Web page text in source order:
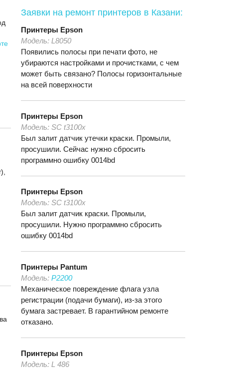
Заявки на ремонт принтеров в Казани:
Принтеры Epson
Модель: L8050
Появились полосы при печати фото, не
убираются настройками и прочистками, с чем
может быть связано? Полосы горизонтальные
на всей поверхности
Принтеры Epson
Модель: SC t3100x
Был залит датчик утечки краски. Промыли,
просушили. Сейчас нужно сбросить
программно ошибку 0014bd
Принтеры Epson
Модель: SC t3100x
Был залит датчик краски. Промыли,
просушили. Нужно программно сбросить
ошибку 0014bd
Принтеры Pantum
Модель: P2200
Механическое повреждение флага узла
регистрации (подачи бумаги), из-за этого
бумага застревает. В гарантийном ремонте
отказано.
Принтеры Epson
Модель: L 486